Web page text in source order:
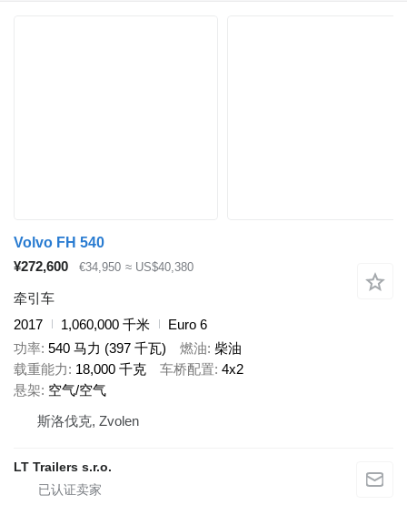
Volvo FH 540
¥272,600
€34,950 ≈ US$40,380
牵引车
2017
1,060,000 千米
Euro 6
功率 540 马力 (397 千瓦) 燃油 柴油
载重能力
18,000 千克 车桥配置 4x2
悬架 空气/空气
斯洛伐克, Zvolen
LT Trailers s.r.o.